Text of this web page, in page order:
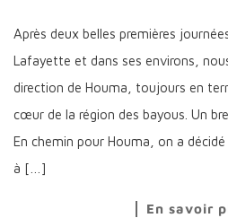
Après deux belles premières
Lafayette et dans ses environs,
direction de Houma, toujours en
cœur de la région des bayous. Un
En chemin pour Houma, on a
à […]
En savoir